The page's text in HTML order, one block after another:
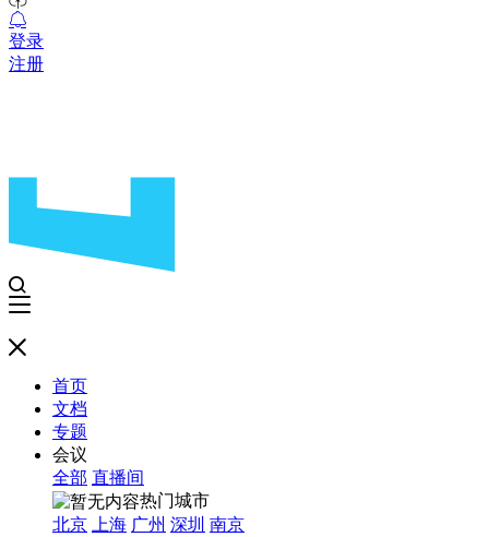
登录
注册
首页
文档
专题
会议
全部 直播间
热门城市
北京
上海 广州 深圳 南京